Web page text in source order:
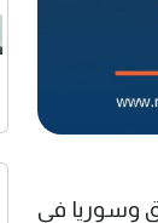
وسوريا في